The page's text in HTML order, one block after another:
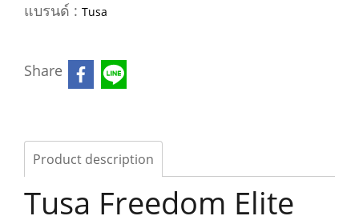
แบรนด์ : Tusa
Share
Product description
Tusa Freedom Elite